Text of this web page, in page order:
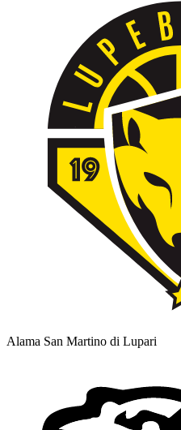
Alama San Martino di Lupari